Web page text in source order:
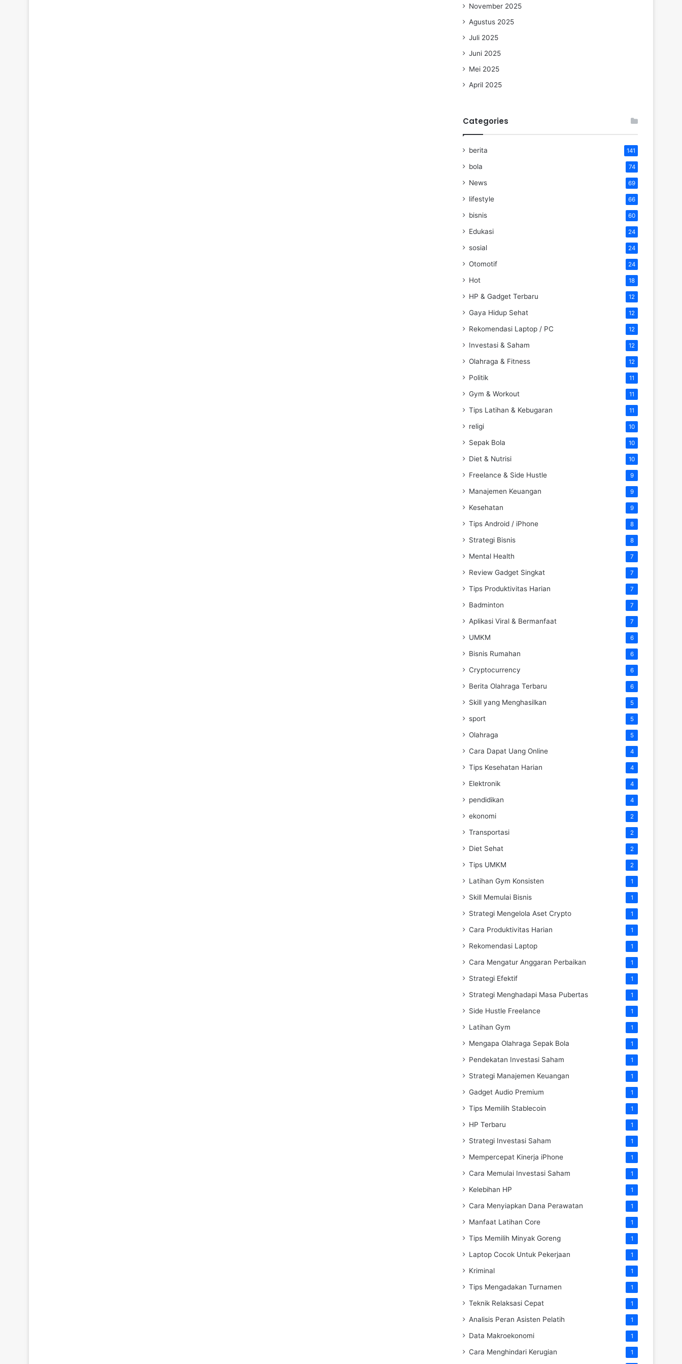
November 2025
Agustus 2025
Juli 2025
Juni 2025
Mei 2025
April 2025
Categories
berita 141
bola 74
News 69
lifestyle 66
bisnis 60
Edukasi 24
sosial 24
Otomotif 24
Hot 18
HP & Gadget Terbaru 12
Gaya Hidup Sehat 12
Rekomendasi Laptop / PC 12
Investasi & Saham 12
Olahraga & Fitness 12
Politik 11
Gym & Workout 11
Tips Latihan & Kebugaran 11
religi 10
Sepak Bola 10
Diet & Nutrisi 10
Freelance & Side Hustle 9
Manajemen Keuangan 9
Kesehatan 9
Tips Android / iPhone 8
Strategi Bisnis 8
Mental Health 7
Review Gadget Singkat 7
Tips Produktivitas Harian 7
Badminton 7
Aplikasi Viral & Bermanfaat 7
UMKM 6
Bisnis Rumahan 6
Cryptocurrency 6
Berita Olahraga Terbaru 6
Skill yang Menghasilkan 5
sport 5
Olahraga 5
Cara Dapat Uang Online 4
Tips Kesehatan Harian 4
Elektronik 4
pendidikan 4
ekonomi 2
Transportasi 2
Diet Sehat 2
Tips UMKM 2
Latihan Gym Konsisten 1
Skill Memulai Bisnis 1
Strategi Mengelola Aset Crypto 1
Cara Produktivitas Harian 1
Rekomendasi Laptop 1
Cara Mengatur Anggaran Perbaikan 1
Strategi Efektif 1
Strategi Menghadapi Masa Pubertas 1
Side Hustle Freelance 1
Latihan Gym 1
Mengapa Olahraga Sepak Bola 1
Pendekatan Investasi Saham 1
Strategi Manajemen Keuangan 1
Gadget Audio Premium 1
Tips Memilih Stablecoin 1
HP Terbaru 1
Strategi Investasi Saham 1
Mempercepat Kinerja iPhone 1
Cara Memulai Investasi Saham 1
Kelebihan HP 1
Cara Menyiapkan Dana Perawatan 1
Manfaat Latihan Core 1
Tips Memilih Minyak Goreng 1
Laptop Cocok Untuk Pekerjaan 1
Kriminal 1
Tips Mengadakan Turnamen 1
Teknik Relaksasi Cepat 1
Analisis Peran Asisten Pelatih 1
Data Makroekonomi 1
Cara Menghindari Kerugian 1